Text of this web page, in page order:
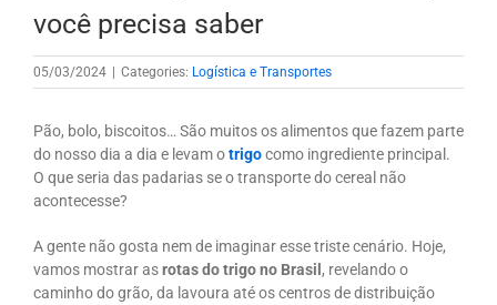
você precisa saber
05/03/2024 | Categories: Logística e Transportes
Pão, bolo, biscoitos… São muitos os alimentos que fazem parte
do nosso dia a dia e levam otrigocomo ingrediente principal.
O que seria das padarias se o transporte do cereal não
acontecesse?
A gente não gosta nem de imaginar esse triste cenário. Hoje,
vamos mostrar asrotas do trigo no Brasil, revelando o
caminho do grão, da lavoura até os centros de distribuição